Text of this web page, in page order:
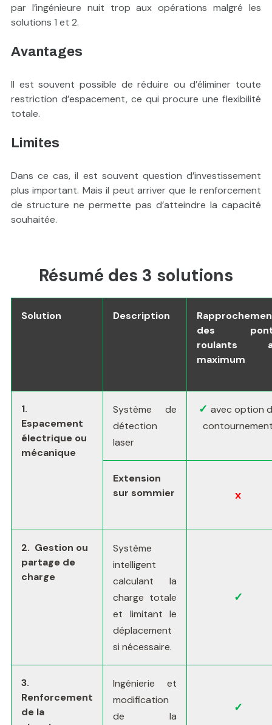
par l’ingénieure nuit trop aux opérations malgré les
solutions 1 et 2.
Avantages
Il est souvent possible de réduire ou d’éliminer toute
restriction d’espacement, ce qui procure une flexibilité
totale.
Limites
Dans ce cas, il est souvent question d’investissement
plus important. Mais il peut arriver que le renforcement
de structure ne permette pas d’atteindre la capacité
souhaitée.
Résumé des 3 solutions
Solution Description
des
roulants
maximum
1.
Espacement
électrique ou
mécanique
Système de
détection
laser
✓ avec option
Extension
sur sommier
x
2. Gestion ou
partage de
charge
Système
intelligent
calculant la
charge totale
et limitant le
déplacement
si nécessaire.
✓
3.
Renforcement
de la
Ingénierie et
modification
de la
✓